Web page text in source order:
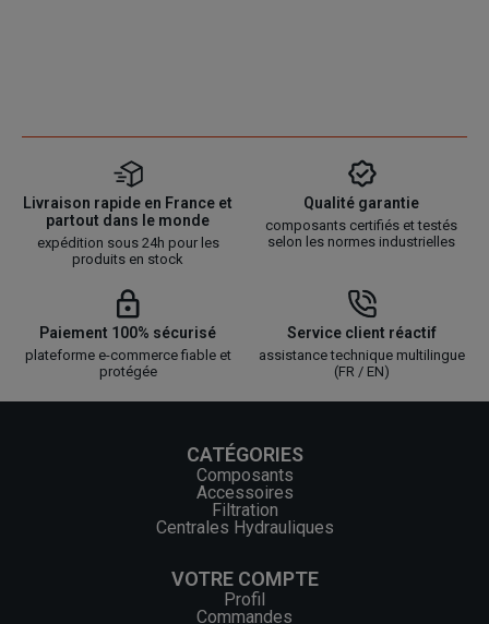
Livraison rapide en France et
partout dans le monde
expédition sous 24h pour les
produits en stock
Qualité garantie
composants certifiés et testés
selon les normes industrielles
Paiement 100% sécurisé
plateforme e-commerce fiable et
protégée
Service client réactif
assistance technique multilingue
(FR / EN)
CATÉGORIES
Composants
Accessoires
Filtration
Centrales Hydrauliques
VOTRE COMPTE
Profil
Commandes